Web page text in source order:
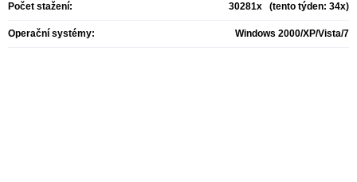
Počet stažení: 30281x (tento týden: 34x)
Operační systémy: Windows 2000/XP/Vista/7